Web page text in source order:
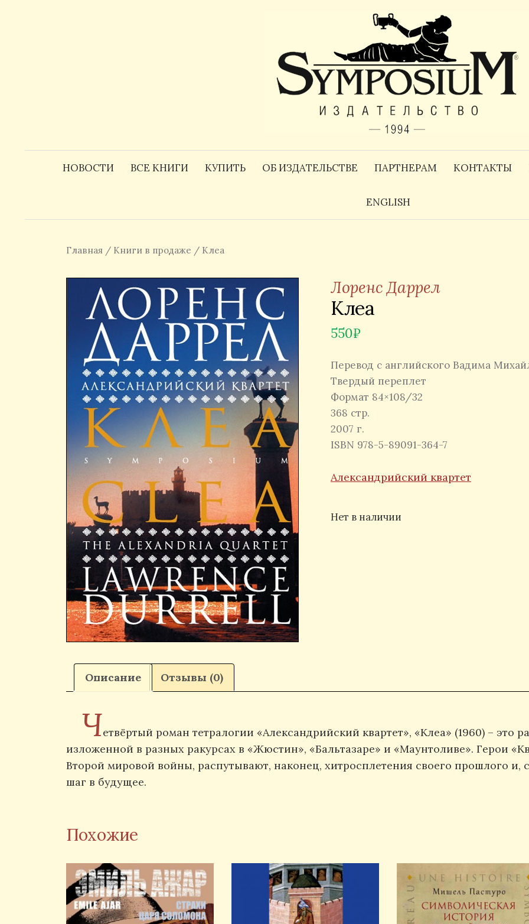
НОВОСТИ ВСЕ КНИГИ КУПИТЬ ОБ ИЗДАТЕЛЬСТВЕ ПАРТНЕРАМ КОНТАКТЫ
ENGLISH
Главная / Книги в продаже / Клеа
Лоренс Даррел
Клеа
550₽
Перевод с английского Вадима
Твердый переплет
Формат 84×108/32
368 стр.
2007 г.
ISBN 978-5-89091-364-7
Александрийский квартет
Нет в наличии
Описание Отзывы (0)
Четвёртый роман тетралогии «Александрийский квартет», «Клеа» (1960) – это
изложенной в разных ракурсах в «Жюстин», «Бальтазаре» и «Маунтоливе». Герои
Второй мировой войны, распутывают, наконец, хитросплетения своего прошлого
шаг в будущее.
Похожие